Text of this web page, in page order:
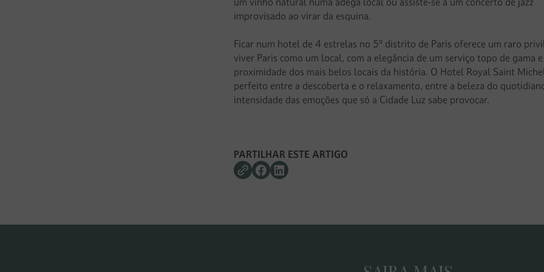
improvisado ao virar da esquina.
Ficar num hotel de 4 estrelas no 5º distrito de Paris oferece um raro
viver Paris como um local, com a elegância de um serviço topo de gama e
proximidade dos mais belos locais da história. O Hotel Royal Saint
perfeito entre a descoberta e o relaxamento, entre a beleza do
intensidade das emoções que só a Cidade Luz sabe provocar.
PARTILHAR ESTE ARTIGO